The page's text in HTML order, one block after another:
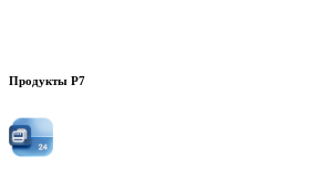
Продукты Р7